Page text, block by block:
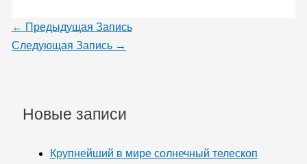
← Предыдущая Запись
Следующая Запись →
Новые записи
Крупнейший в мире солнечный телескоп